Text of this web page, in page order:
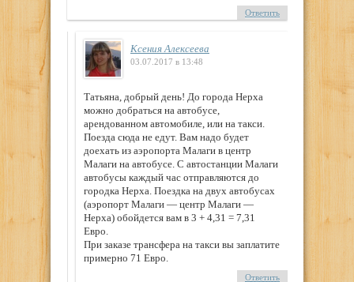
Ответить
Ксения Алексеева
03.07.2017 в 13:48
Татьяна, добрый день! До города Нерха
можно добраться на автобусе,
арендованном автомобиле, или на такси.
Поезда сюда не едут. Вам надо будет
доехать из аэропорта Малаги в центр
Малаги на автобусе. С автостанции Малаги
автобусы каждый час отправляются до
городка Нерха. Поездка на двух автобусах
(аэропорт Малаги — центр Малаги —
Нерха) обойдется вам в 3 + 4,31 = 7,31
Евро.
При заказе трансфера на такси вы заплатите
примерно 71 Евро.
Ответить